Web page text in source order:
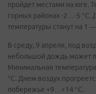
пройдет местами на юге.
горных районах -2…-5 °С.
температуры станут на 1
В среду, 9 апреля, под
небольшой дождь может
Минимальная
°С. Днем воздух
побережье +9…+14 °С.